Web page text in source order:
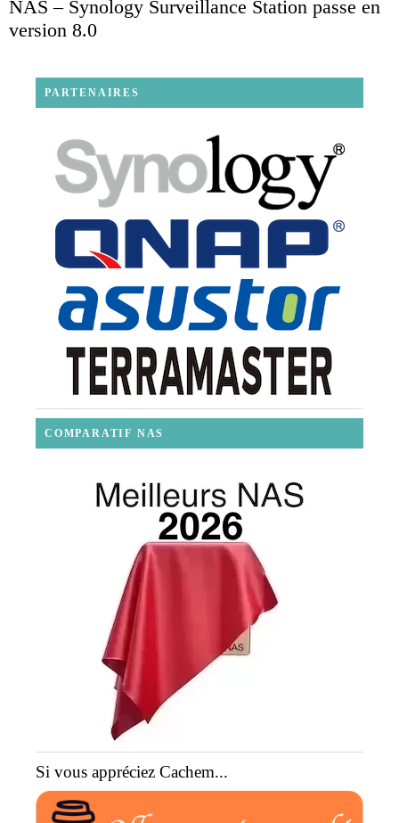
NAS – Synology Surveillance Station passe en
version 8.0
PARTENAIRES
COMPARATIF NAS
Si vous appréciez Cachem...